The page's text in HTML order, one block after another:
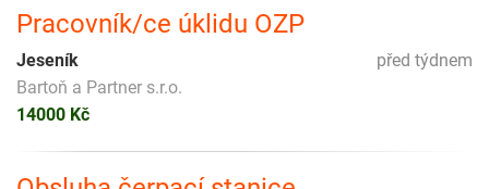
Pracovník/ce úklidu OZP
před týdnem
Jeseník
Bartoň a Partner s.r.o.
14000 Kč